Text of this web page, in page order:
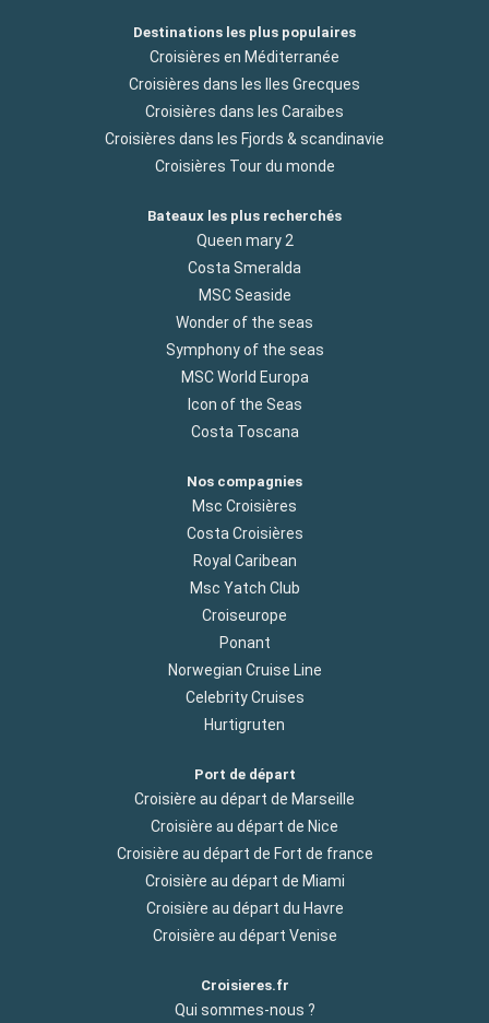
Destinations les plus populaires
Croisières en Méditerranée
Croisières dans les Iles Grecques
Croisières dans les Caraibes
Croisières dans les Fjords & scandinavie
Croisières Tour du monde
Bateaux les plus recherchés
Queen mary 2
Costa Smeralda
MSC Seaside
Wonder of the seas
Symphony of the seas
MSC World Europa
Icon of the Seas
Costa Toscana
Nos compagnies
Msc Croisières
Costa Croisières
Royal Caribean
Msc Yatch Club
Croiseurope
Ponant
Norwegian Cruise Line
Celebrity Cruises
Hurtigruten
Port de départ
Croisière au départ de Marseille
Croisière au départ de Nice
Croisière au départ de Fort de france
Croisière au départ de Miami
Croisière au départ du Havre
Croisière au départ Venise
Croisieres.fr
Qui sommes-nous ?